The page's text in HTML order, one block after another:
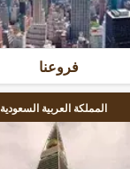
فروعنا
المملكة العربية السعودية